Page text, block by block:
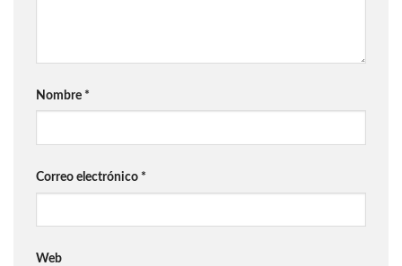
Nombre *
Correo electrónico *
Web